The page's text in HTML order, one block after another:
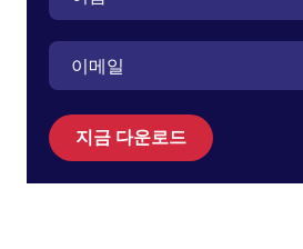
지금 다운로드